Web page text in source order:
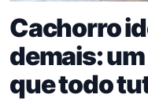
Cachorro
demais:
que todo